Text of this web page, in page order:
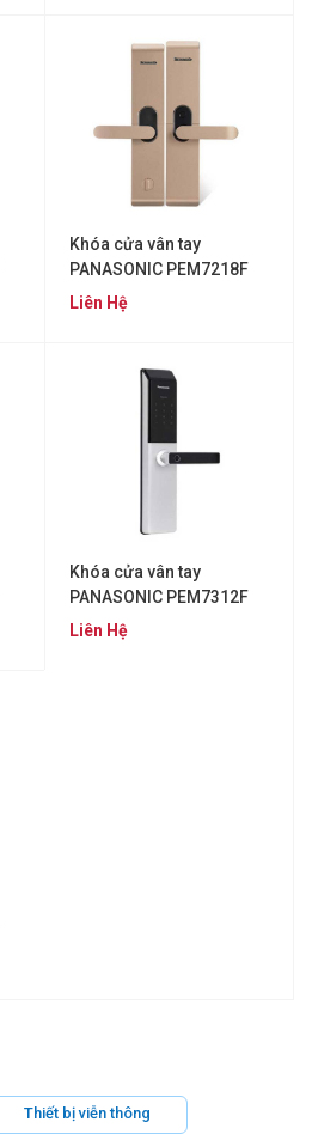
Khóa cửa vân tay
PANASONIC PEM7218F
Liên Hệ
Khóa cửa vân tay
PANASONIC PEM7312F
Liên Hệ
Thiết bị viễn thông